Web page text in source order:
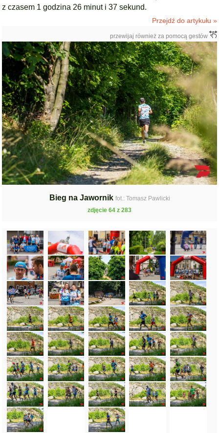
z czasem 1 godzina 26 minut i 37 sekund.
Przejdź do artykułu »
przewijaj również za pomocą gestów
Bieg na Jawornik fot.: Tomasz Pawlicki
zdjęcie 64 z 283